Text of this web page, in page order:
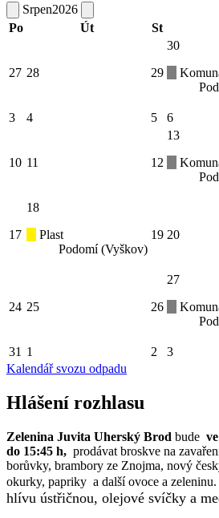
Srpen2026
Po
Út St
27 28 29
30
3 4 5 6
10 11 12
13
17
18
Plast
Podomí (Vyškov)
19 20
24 25 26
27
31 1 2 3
Kalendář svozu odpadu
Hlášení rozhlasu
Zelenina Juvita Uherský Brod bude
do 15:45 h, prodávat broskve na
borůvky, brambory ze Znojma, nový
okurky, papriky a další ovoce a zeleninu.
hlívu ústřičnou, olejové svíčky a